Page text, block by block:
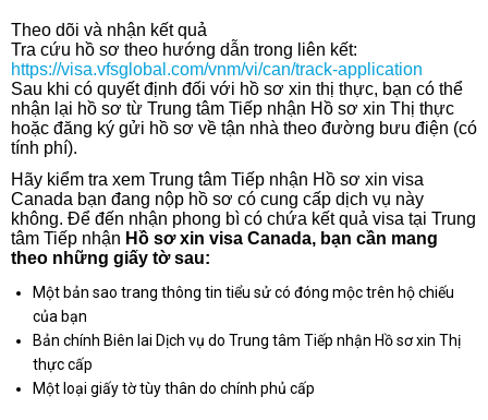
Theo dõi và nhận kết quả
Tra cứu hồ sơ theo hướng dẫn trong liên kết:
https://visa.vfsglobal.com/vnm/vi/can/track-application
Sau khi có quyết định đối với hồ sơ xin thị thực, bạn có thể
nhận lại hồ sơ từ Trung tâm Tiếp nhận Hồ sơ xin Thị thực
hoặc đăng ký gửi hồ sơ về tận nhà theo đường bưu điện (có
tính phí).
Hãy kiểm tra xem Trung tâm Tiếp nhận Hồ sơ xin visa
Canada bạn đang nộp hồ sơ có cung cấp dịch vụ này
không. Để đến nhận phong bì có chứa kết quả visa tại Trung
tâm Tiếp nhận Hồ sơ xin visa Canada, bạn cần mang
theo những giấy tờ sau:
Một bản sao trang thông tin tiểu sử có đóng mộc trên hộ chiếu
của bạn
Bản chính Biên lai Dịch vụ do Trung tâm Tiếp nhận Hồ sơ xin Thị
thực cấp
Một loại giấy tờ tùy thân do chính phủ cấp